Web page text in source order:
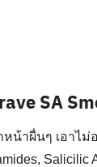
SA
หน้าผื่นๆ เอาไ